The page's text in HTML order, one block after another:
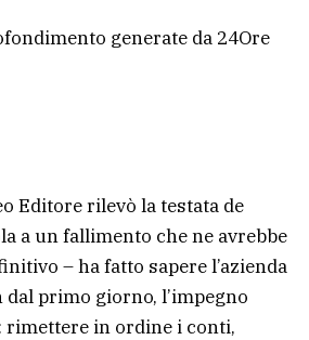
generate da 24Ore
Editore rilevò la testata de
a un fallimento che ne avrebbe
– ha fatto sapere l’azienda
dal primo giorno, l’impegno
rimettere in ordine i conti,